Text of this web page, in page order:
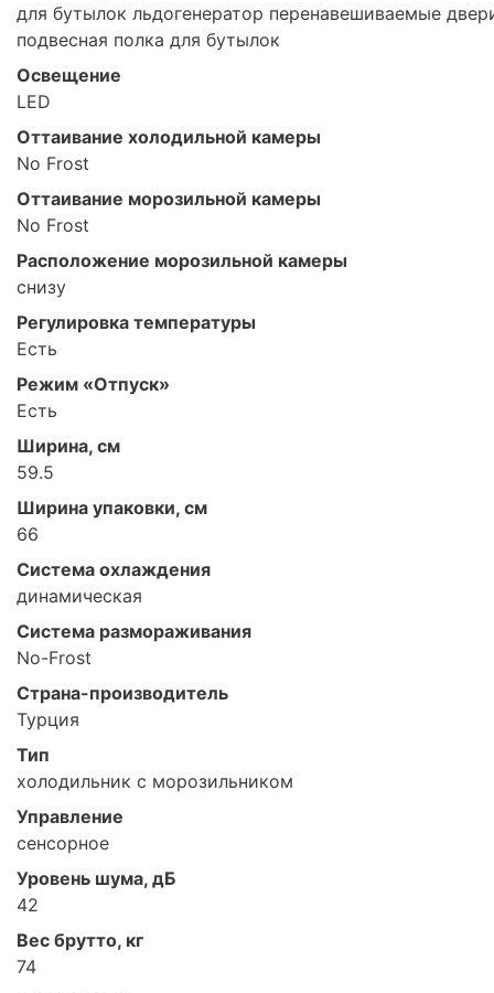
для бутылок льдогенератор перенавешиваемые
подвесная полка для бутылок
Освещение
LED
Оттаивание холодильной камеры
No Frost
Оттаивание морозильной камеры
No Frost
Расположение морозильной камеры
снизу
Регулировка температуры
Есть
Режим «Отпуск»
Есть
Ширина, см
59.5
Ширина упаковки, см
66
Система охлаждения
динамическая
Система размораживания
No-Frost
Страна-производитель
Турция
Тип
холодильник с морозильником
Управление
сенсорное
Уровень шума, дБ
42
Вес брутто, кг
74